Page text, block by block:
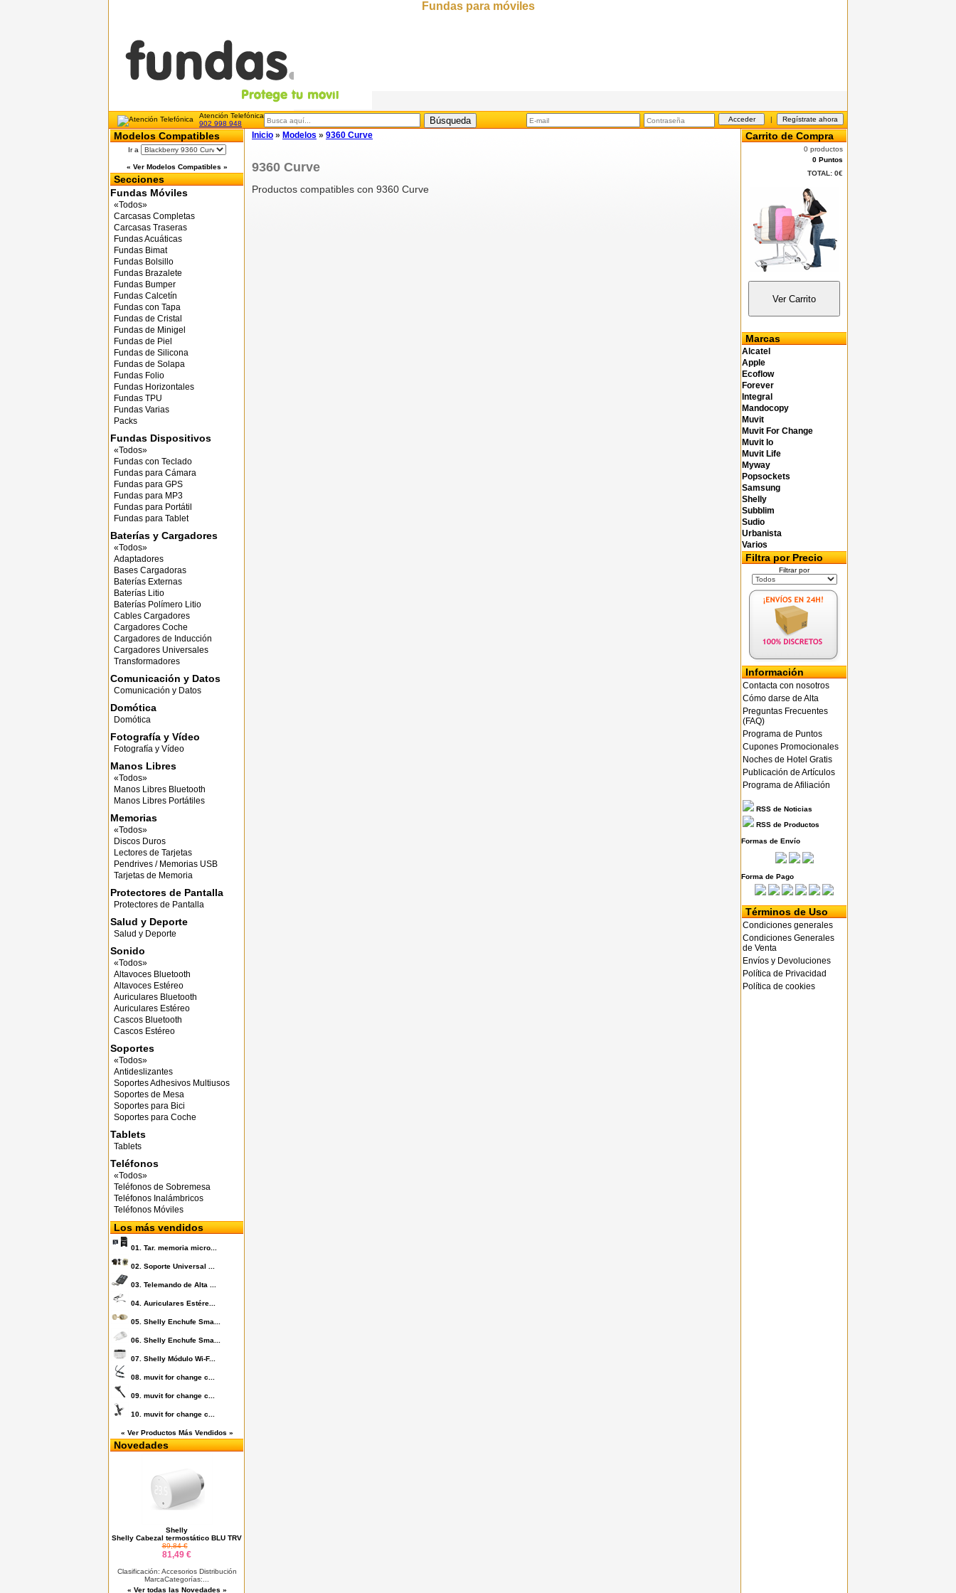
Fundas para móviles
Atención Telefónica
902 998 948
|
Modelos Compatibles
Ir a
« Ver Modelos Compatibles »
Secciones
Fundas Móviles
«Todos»
Carcasas Completas
Carcasas Traseras
Fundas Acuáticas
Fundas Bimat
Fundas Bolsillo
Fundas Brazalete
Fundas Bumper
Fundas Calcetín
Fundas con Tapa
Fundas de Cristal
Fundas de Minigel
Fundas de Piel
Fundas de Silicona
Fundas de Solapa
Fundas Folio
Fundas Horizontales
Fundas TPU
Fundas Varias
Packs
Fundas Dispositivos
«Todos»
Fundas con Teclado
Fundas para Cámara
Fundas para GPS
Fundas para MP3
Fundas para Portátil
Fundas para Tablet
Baterías y Cargadores
«Todos»
Adaptadores
Bases Cargadoras
Baterías Externas
Baterías Litio
Baterías Polímero Litio
Cables Cargadores
Cargadores Coche
Cargadores de Inducción
Cargadores Universales
Transformadores
Comunicación y Datos
Comunicación y Datos
Domótica
Domótica
Fotografía y Vídeo
Fotografía y Vídeo
Manos Libres
«Todos»
Manos Libres Bluetooth
Manos Libres Portátiles
Memorias
«Todos»
Discos Duros
Lectores de Tarjetas
Pendrives / Memorias USB
Tarjetas de Memoria
Protectores de Pantalla
Protectores de Pantalla
Salud y Deporte
Salud y Deporte
Sonido
«Todos»
Altavoces Bluetooth
Altavoces Estéreo
Auriculares Bluetooth
Auriculares Estéreo
Cascos Bluetooth
Cascos Estéreo
Soportes
«Todos»
Antideslizantes
Soportes Adhesivos Multiusos
Soportes de Mesa
Soportes para Bici
Soportes para Coche
Tablets
Tablets
Teléfonos
«Todos»
Teléfonos de Sobremesa
Teléfonos Inalámbricos
Teléfonos Móviles
Los más vendidos
01. Tar. memoria micro...
02. Soporte Universal ...
03. Telemando de Alta ...
04. Auriculares Estére...
05. Shelly Enchufe Sma...
06. Shelly Enchufe Sma...
07. Shelly Módulo Wi-F...
08. muvit for change c...
09. muvit for change c...
10. muvit for change c...
« Ver Productos Más Vendidos »
Novedades
Shelly
Shelly Cabezal termostático BLU TRV
89,84 €
81,49 €
Clasificación: Accesorios Distribución
MarcaCategorías:...
« Ver todas las Novedades »
Inicio » Modelos » 9360 Curve
9360 Curve
Productos compatibles con 9360 Curve
Carrito de Compra
0 productos
0 Puntos
TOTAL: 0€
Marcas
Alcatel
Apple
Ecoflow
Forever
Integral
Mandocopy
Muvit
Muvit For Change
Muvit Io
Muvit Life
Myway
Popsockets
Samsung
Shelly
Subblim
Sudio
Urbanista
Varios
Filtra por Precio
Filtrar por
Información
Contacta con nosotros
Cómo darse de Alta
Preguntas Frecuentes
(FAQ)
Programa de Puntos
Cupones Promocionales
Noches de Hotel Gratis
Publicación de Artículos
Programa de Afiliación
RSS de Noticias
RSS de Productos
Formas de Envío
Forma de Pago
Términos de Uso
Condiciones generales
Condiciones Generales
de Venta
Envíos y Devoluciones
Política de Privacidad
Política de cookies